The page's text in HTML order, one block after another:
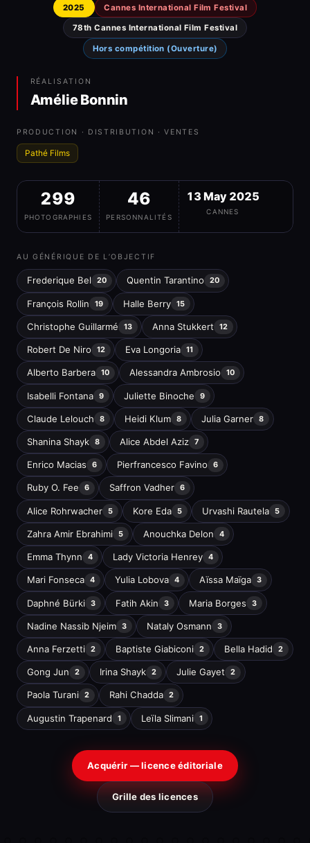
2025 Cannes International Film Festival
78th Cannes International Film Festival
Hors compétition (Ouverture)
RÉALISATION
Amélie Bonnin
PRODUCTION · DISTRIBUTION · VENTES
Pathé Films
299
PHOTOGRAPHIES
46
PERSONNALITÉS
13 May 2025
CANNES
AU GÉNÉRIQUE DE L’OBJECTIF
Frederique Bel 20 Quentin Tarantino 20
François Rollin 19 Halle Berry 15
Christophe Guillarmé 13 Anna Stukkert 12
Robert De Niro 12 Eva Longoria 11
Alberto Barbera 10 Alessandra Ambrosio 10
Isabelli Fontana 9 Juliette Binoche 9
Claude Lelouch 8 Heidi Klum 8 Julia Garner 8
Shanina Shayk 8 Alice Abdel Aziz 7
Enrico Macias 6 Pierfrancesco Favino 6
Ruby O. Fee 6 Saffron Vadher 6
Alice Rohrwacher 5 Kore Eda 5 Urvashi Rautela 5
Zahra Amir Ebrahimi 5 Anouchka Delon 4
Emma Thynn 4 Lady Victoria Henrey 4
Mari Fonseca 4 Yulia Lobova 4 Aïssa Maïga 3
Daphné Bürki 3 Fatih Akin 3 Maria Borges 3
Nadine Nassib Njeim 3 Nataly Osmann 3
Anna Ferzetti 2 Baptiste Giabiconi 2 Bella Hadid 2
Gong Jun 2 Irina Shayk 2 Julie Gayet 2
Paola Turani 2 Rahi Chadda 2
Augustin Trapenard 1 Leïla Slimani 1
Acquérir — licence éditoriale
Grille des licences